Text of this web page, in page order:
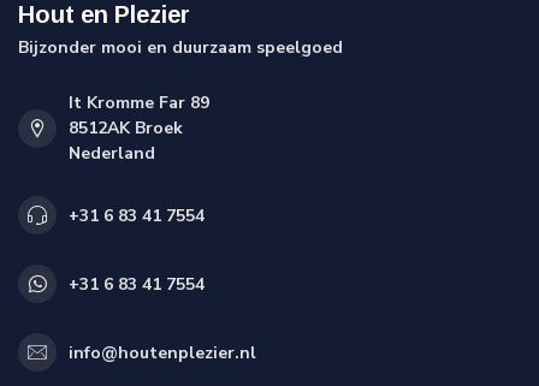
Hout en Plezier
Bijzonder mooi en duurzaam speelgoed
It Kromme Far 89
8512AK Broek
Nederland
+31 6 83 41 7554
+31 6 83 41 7554
info@houtenplezier.nl